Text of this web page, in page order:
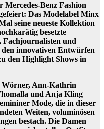
Mercedes-Benz Fashion
Das Modelabel Minx
seine neueste Kollektion
besetzte
Fachjournalisten und
den innovativen Entwürfen
den Highlight Shows in
Wörner, Ann-Kathrin
und Anja Kling
Mode, die in dieser
Weiten, voluminösen
bestach. Die Damen